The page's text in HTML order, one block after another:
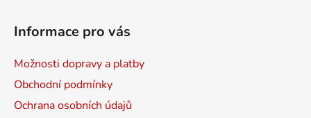
Informace pro vás
Možnosti dopravy a platby
Obchodní podmínky
Ochrana osobních údajů